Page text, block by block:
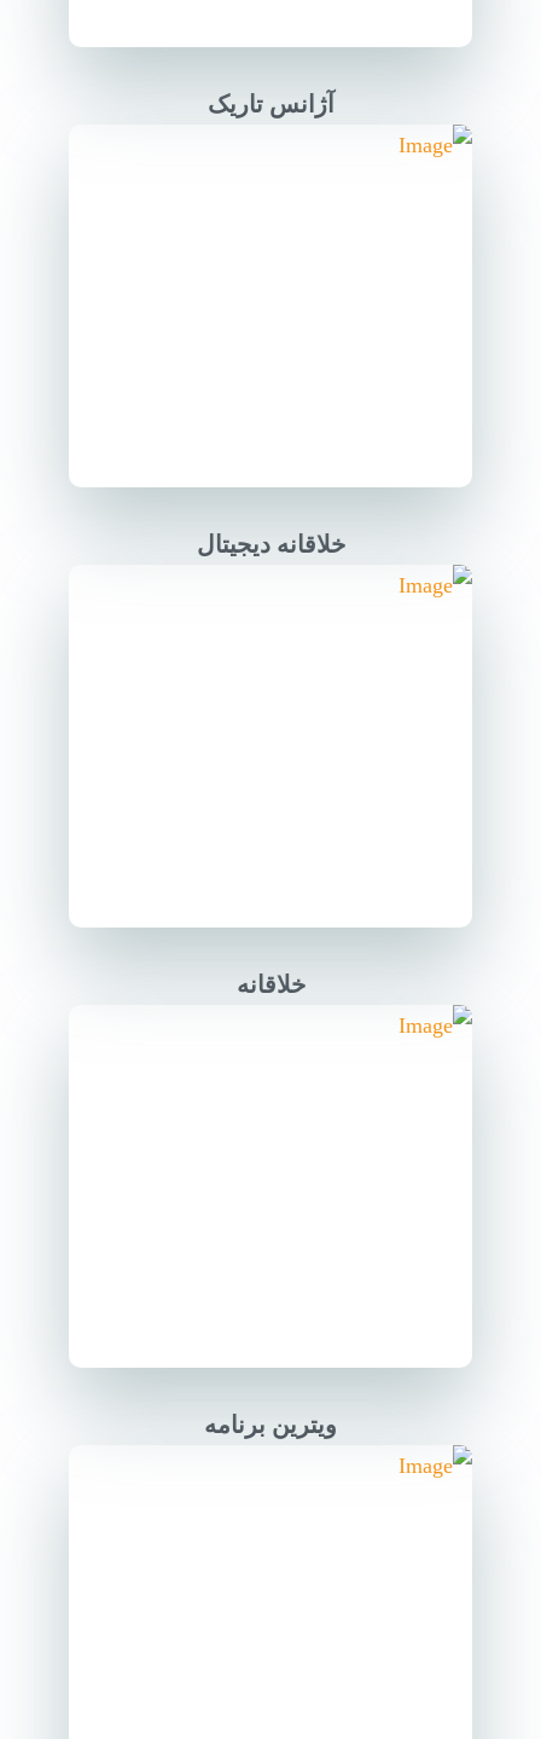
آژانس تاریک
خلاقانه دیجیتال
خلاقانه
ویترین برنامه